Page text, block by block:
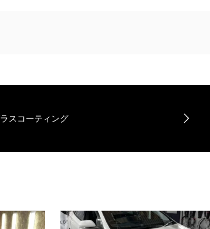
スコーティング